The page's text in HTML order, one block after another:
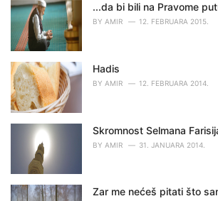
...da bi bili na Pravome
BY AMIR 12. FEBRUARA 2015.
Hadis
BY AMIR 12. FEBRUARA 2014.
Skromnost Selmana
BY AMIR 31. JANUARA 2014.
Zar me nećeš pitati što